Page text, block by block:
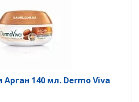
140 мл. Dermo Viva